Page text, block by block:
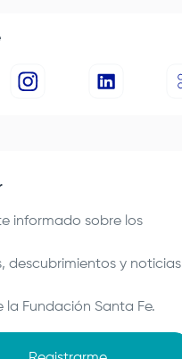
informado sobre los
descubrimientos y noticias
la Fundación Santa Fe.